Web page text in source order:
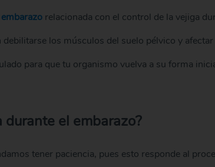
relacionada con el control de la vejiga
los músculos del suelo pélvico y
para que tu organismo vuelva a su forma
el embarazo?
tener paciencia, pues esto responde al